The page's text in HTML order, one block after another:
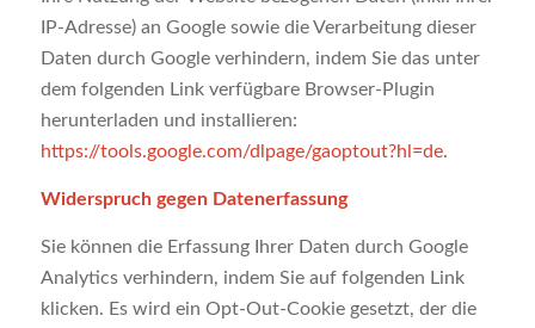
IP-Adresse) an Google sowie die Verarbeitung dieser
Daten durch Google verhindern, indem Sie das unter
dem folgenden Link verfügbare Browser-Plugin
herunterladen und installieren:
https://tools.google.com/dlpage/gaoptout?hl=de.
Widerspruch gegen Datenerfassung
Sie können die Erfassung Ihrer Daten durch Google
Analytics verhindern, indem Sie auf folgenden Link
klicken. Es wird ein Opt-Out-Cookie gesetzt, der die